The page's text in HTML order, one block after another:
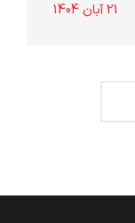
21 آبان 1404